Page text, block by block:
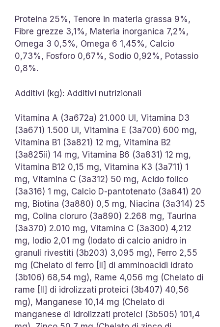
Proteina 25%, Tenore in materia grassa 9%,
Fibre grezze 3,1%, Materia inorganica 7,2%,
Omega 3 0,5%, Omega 6 1,45%, Calcio
0,73%, Fosforo 0,67%, Sodio 0,92%, Potassio
0,8%.
Additivi (kg): Additivi nutrizionali
Vitamina A (3a672a) 21.000 UI, Vitamina D3
(3a671) 1.500 UI, Vitamina E (3a700) 600 mg,
Vitamina B1 (3a821) 12 mg, Vitamina B2
(3a825ii) 14 mg, Vitamina B6 (3a831) 12 mg,
Vitamina B12 0,15 mg, Vitamina K3 (3a711) 1
mg, Vitamina C (3a312) 50 mg, Acido folico
(3a316) 1 mg, Calcio D-pantotenato (3a841) 20
mg, Biotina (3a880) 0,5 mg, Niacina (3a314) 25
mg, Colina cloruro (3a890) 2.268 mg, Taurina
(3a370) 2.010 mg, Vitamina C (3a300) 4,212
mg, Iodio 2,01 mg (Iodato di calcio anidro in
granuli rivestiti (3b203) 3,095 mg), Ferro 2,55
mg (Chelato di ferro [II] di amminoacidi idrato
(3b106) 68,54 mg), Rame 4,056 mg (Chelato di
rame [II] di idrolizzati proteici (3b407) 40,56
mg), Manganese 10,14 mg (Chelato di
manganese di idrolizzati proteici (3b505) 101,4